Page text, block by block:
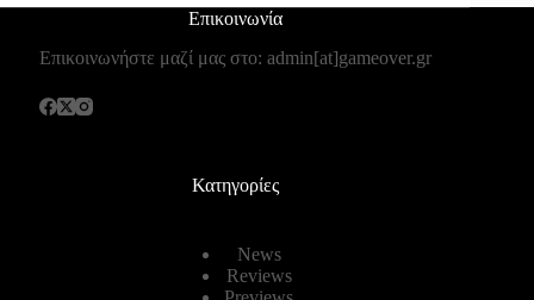
Επικοινωνία
Επικοινωνήστε μαζί μας στο: admin[at]gameover.gr
Κατηγορίες
News
Reviews